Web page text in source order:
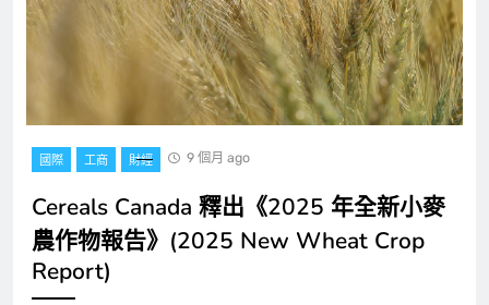
國際 工商 財經 9 個月 ago
Cereals Canada 釋出《2025 年全新小麥
農作物報告》(2025 New Wheat Crop
Report)